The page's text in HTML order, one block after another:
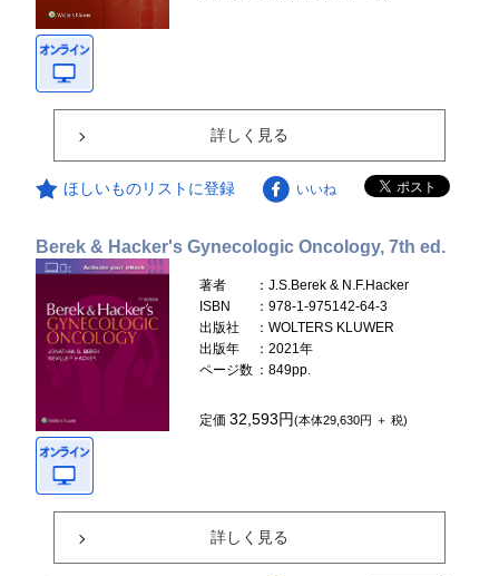
詳しく見る
ほしいものリストに登録 いいね
Berek & Hacker's Gynecologic Oncology, 7th ed.
著者
：J.S.Berek & N.F.Hacker
ISBN
：978-1-975142-64-3
出版社
：WOLTERS KLUWER
出版年
：2021年
ページ数 ：849pp.
定価32,593円(本体29,630円 ＋ 税)
詳しく見る